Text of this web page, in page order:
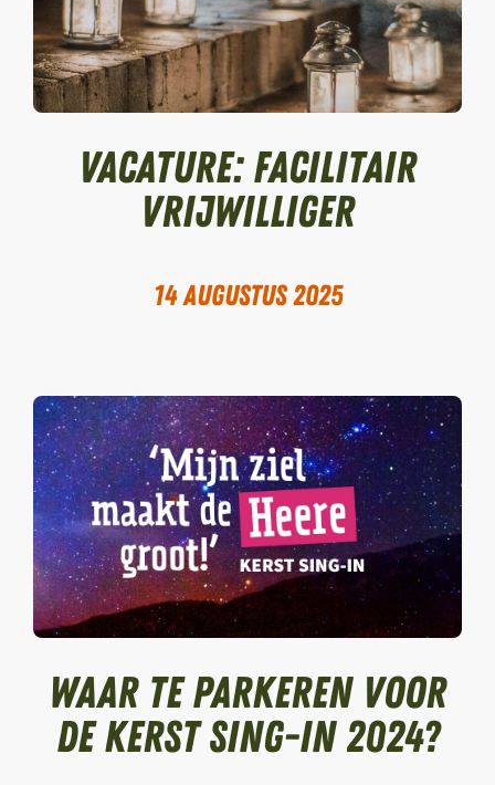
VACATURE: Facilitair
vrijwilliger
14 augustus 2025
Waar te parkeren voor
de Kerst Sing-in 2024?